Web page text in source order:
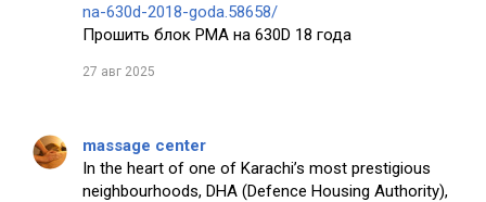
na-630d-2018-goda.58658/
Прошить блок PMA на 630D 18 года
27 авг 2025
massage center
In the heart of one of Karachi’s most prestigious
neighbourhoods, DHA (Defence Housing Authority),